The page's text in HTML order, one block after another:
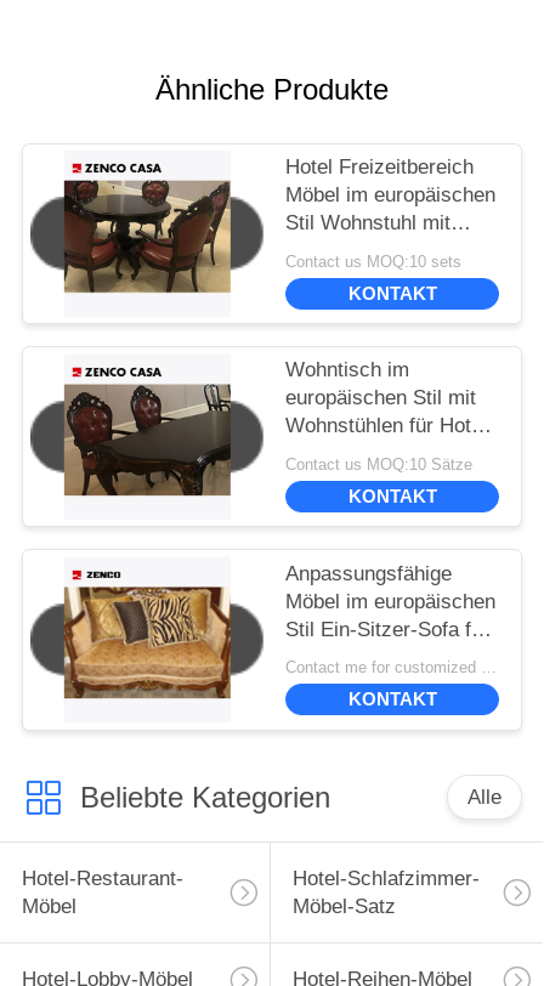
Ähnliche Produkte
Hotel Freizeitbereich
Möbel im europäischen
Stil Wohnstuhl mit
kleinen runden Tisch
Contact us MOQ:10 sets
KONTAKT
Wohntisch im
europäischen Stil mit
Wohnstühlen für Hotel
oder Zuhause
Contact us MOQ:10 Sätze
KONTAKT
Anpassungsfähige
Möbel im europäischen
Stil Ein-Sitzer-Sofa für
elegante und
funktionelle
Sitzgelegenheiten
Contact me for customized MOQ:10
KONTAKT
Beliebte Kategorien Alle
Hotel-Restaurant-
Möbel
Hotel-Schlafzimmer-
Möbel-Satz
Hotel-Lobby-Möbel Hotel-Reihen-Möbel